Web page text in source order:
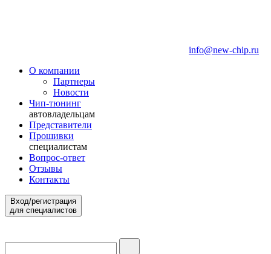
info@new-chip.ru
О компании
Партнеры
Новости
Чип-тюнинг
автовладельцам
Представители
Прошивки
специалистам
Вопрос-ответ
Отзывы
Контакты
Вход/регистрация
для специалистов